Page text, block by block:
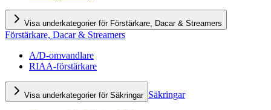
Visa underkategorier för Förstärkare, Dacar & Streamers
Förstärkare, Dacar & Streamers
A/D-omvandlare
RIAA-förstärkare
Visa underkategorier för Säkringar Säkringar